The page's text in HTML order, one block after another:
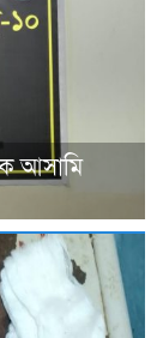
আসামি